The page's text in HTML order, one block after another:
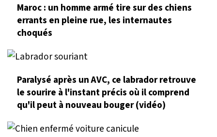
Maroc : un homme armé tire sur des chiens
errants en pleine rue, les internautes
choqués
Paralysé après un AVC, ce labrador retrouve
le sourire à l'instant précis où il comprend
qu'il peut à nouveau bouger (vidéo)